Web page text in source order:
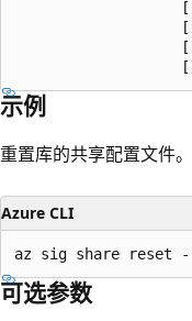
示例
重置库的共享配置文件。
Azure CLI
az sig share reset --
可选参数